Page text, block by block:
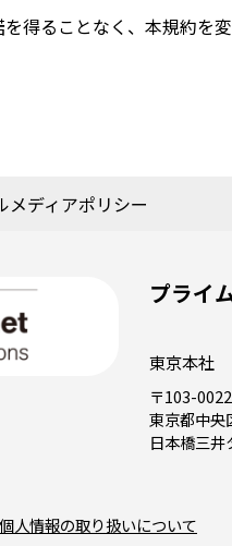
得ることなく、本規約を
メディアポリシー
プライ
東京本社
〒103-0022
東京都中央
日本橋三井
人情報の取り扱いについて